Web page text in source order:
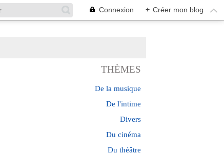
Connexion + Créer mon blog
THÈMES
De la musique
De l'intime
Divers
Du cinéma
Du théâtre